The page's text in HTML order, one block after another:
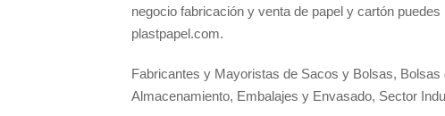
negocio fabricación y venta de papel y cartón
plastpapel.com.
Fabricantes y Mayoristas de Sacos y Bolsas,
Almacenamiento, Embalajes y Envasado, Sector